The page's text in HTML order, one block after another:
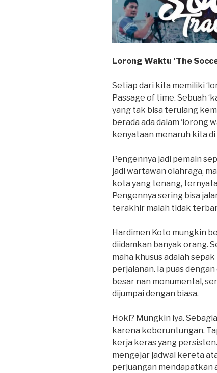
Lorong Waktu ‘The
Setiap dari kita memiliki
Passage of time. Sebuah
yang tak bisa terulang
berada ada dalam ‘lorong
kenyataan menaruh kita di
Pengennya jadi pemain
jadi wartawan olahraga,
kota yang tenang,
Pengennya sering bisa
terakhir malah tidak
Hardimen Koto mungkin
diidamkan banyak orang.
maha khusus adalah
perjalanan. Ia puas
besar nan monumental,
dijumpai dengan biasa.
Hoki? Mungkin iya.
karena keberuntungan.
kerja keras yang
mengejar jadwal kereta
perjuangan mendapatkan